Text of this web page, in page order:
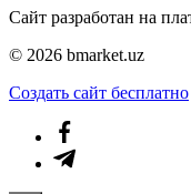
Сайт разработан на
© 2026 bmarket.uz
Создать cайт бесплатно